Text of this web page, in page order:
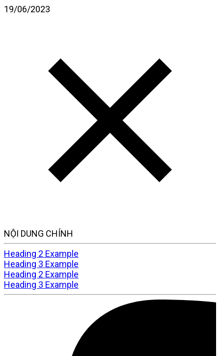
19/06/2023
NỘI DUNG CHÍNH
Heading 2 Example
Heading 3 Example
Heading 2 Example
Heading 3 Example